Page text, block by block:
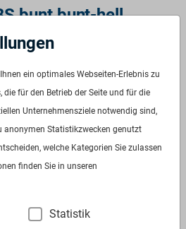
bunt bunt-hell
ein optimales Webseiten-Erlebnis zu
die für den Betrieb der Seite und für die
Unternehmensziele notwendig sind,
anonymen Statistikzwecken genutzt
welche Kategorien Sie zulassen
finden Sie in unseren
Statistik